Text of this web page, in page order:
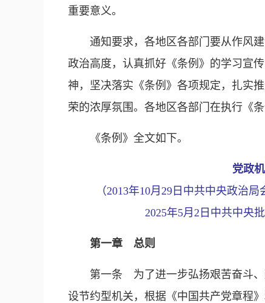
重要意义。
通知要求，各地区各部门要从作风
政治高度，认真抓好《条例》的学习宣
神，坚决落实《条例》各项规定，扎实
荣的浓厚氛围。各地区各部门在执行《
《条例》全文如下。
党政
（2013年10月29日中共中央政治
2025年5月2日中共中央
第一章 总则
第一条 为了进一步弘扬艰苦奋斗
设节约型机关，根据《中国共产党章程